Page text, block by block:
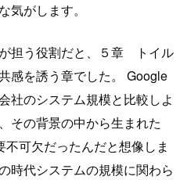
気がします。
担う役割だと、５章 トイル
感を誘う章でした。 Google
社のシステム規模と比較しよ
その背景の中から生まれた
可欠だったんだと想像しま
時代システムの規模に関わら